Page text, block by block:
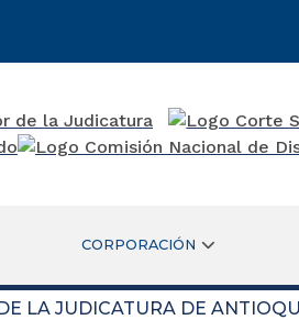
CORPORACIÓN
LA JUDICATURA DE